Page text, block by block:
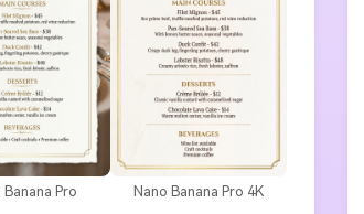
Trüffelpüree, Rotwein
• Gebratener Wolfsbarsch – 38
saisonales Gemüse
– 42 $Knusprige Entenkeule,
Safran Dessert • Caramel
$Klassische Vanillecreme mit
• Schokolade Lava Kuchen – 14
Center, Vanilleeis Getränke
Banana Pro Nano Banana Pro 4K